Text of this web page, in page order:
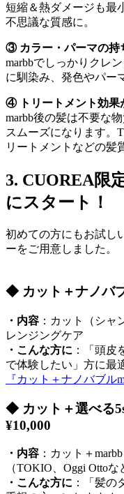
短縮＆熱ダメージも最
不思議な質感に。
③ カラー・パーマの持
marbbでしっかりクレ
に馴染み、発色やパー
④ トリートメント効果
marbb後の髪は不要な
スムーズになります。
リートメントなどの髪
3. CUOREA限
にスタート！
初めての方にもお試し
ーをご用意しました。
◆ カット＋ナノバ
・内容 ：カット（シャ
レンジングケア
・こんな方に ：「頭皮
で体験したい」方に最
『カット＋ナノバブル
◆ カット＋選べる
¥10,000
・内容 ：カット＋
（TOKIO、Oggi Ottoな
・こんな方に ：「髪の